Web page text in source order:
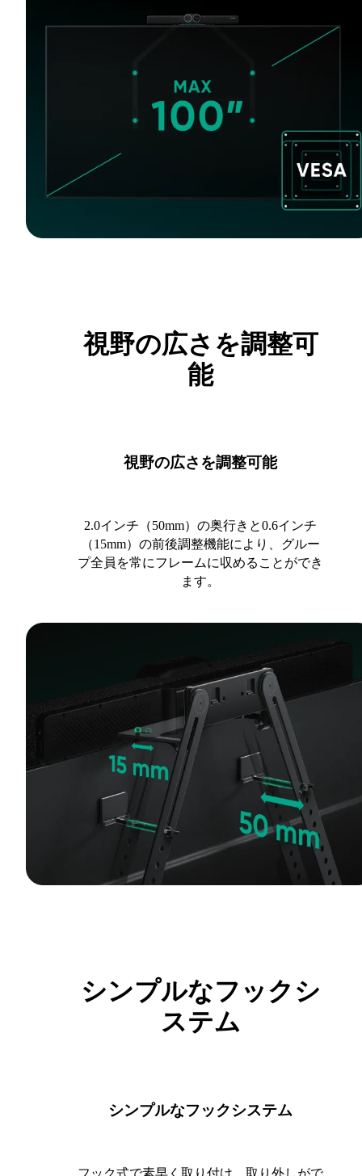
視野の広さを調整可
能
視野の広さを調整可能
2.0インチ（50mm）の奥行きと0.6インチ
（15mm）の前後調整機能により、グルー
プ全員を常にフレームに収めることができ
ます。
シンプルなフックシ
ステム
シンプルなフックシステム